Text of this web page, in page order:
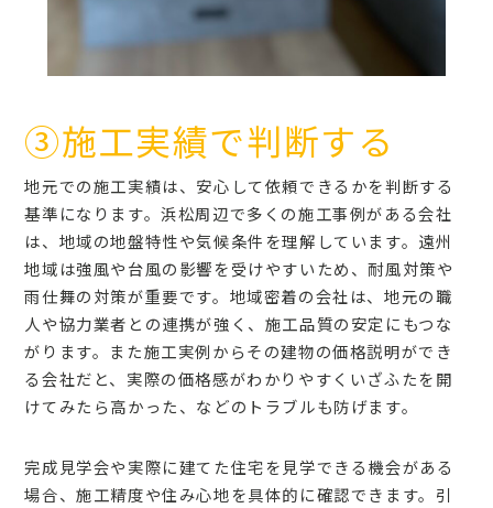
③施工実績で判断する
地元での施工実績は、安心して依頼できるかを判断する
基準になります。浜松周辺で多くの施工事例がある会社
は、地域の地盤特性や気候条件を理解しています。遠州
地域は強風や台風の影響を受けやすいため、耐風対策や
雨仕舞の対策が重要です。地域密着の会社は、地元の職
人や協力業者との連携が強く、施工品質の安定にもつな
がります。また施工実例からその建物の価格説明ができ
る会社だと、実際の価格感がわかりやすくいざふたを開
けてみたら高かった、などのトラブルも防げます。
完成見学会や実際に建てた住宅を見学できる機会がある
場合、施工精度や住み心地を具体的に確認できます。引